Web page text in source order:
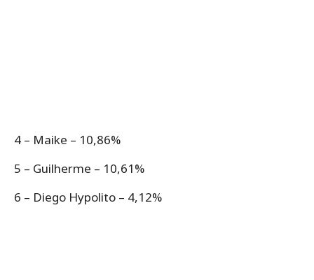
4 – Maike – 10,86%
5 – Guilherme – 10,61%
6 – Diego Hypolito – 4,12%